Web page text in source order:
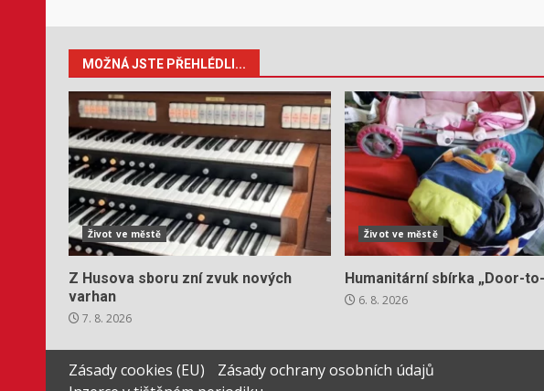
MOŽNÁ JSTE PŘEHLÉDLI...
Život ve městě
Z Husova sboru zní zvuk nových
varhan
7. 8. 2026
Život ve městě
Humanitární sbírka „Door-
6. 8. 2026
Zásady cookies (EU)
Zásady ochrany osobních údajů